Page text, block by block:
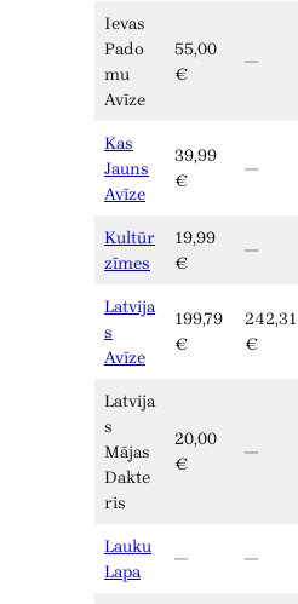
Ievas
Pado
mu
Avīze
55,00
€
—
Kas
Jauns
Avīze
39,99
€
—
Kultūr
zīmes
19,99
€
—
Latvija
s
Avīze
199,79
€
242,31
€
Latvija
s
Mājas
Dakte
ris
20,00
€
—
Lauku
Lapa
— —